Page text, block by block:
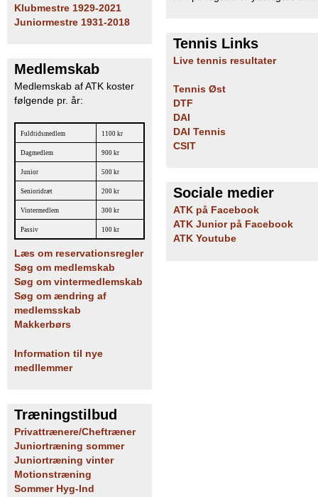
Klubmestre 1929-2021
Juniormestre 1931-2018
Medlemskab
Medlemskab af ATK koster
følgende pr. år:
Fuldtidsmedlem 1100 kr
Dagmedlem 900 kr
Junior 500 kr
Senioridræt 200 kr
Vintermedlem 300 kr
Passiv 100 kr
Læs om reservationsregler
Søg om medlemskab
Søg om vintermedlemskab
Søg om ændring af
medlemsskab
Makkerbørs
Information til nye
medllemmer
Træningstilbud
Privattrænere/Cheftræner
Juniortræning sommer
Juniortræning vinter
Motionstræning
Sommer Hyg-Ind
Tennis Links
Live tennis resultater
Tennis Øst
DTF
DAI
DAI Tennis
CSIT
Sociale medier
ATK på Facebook
ATK Junior på Facebook
ATK Youtube